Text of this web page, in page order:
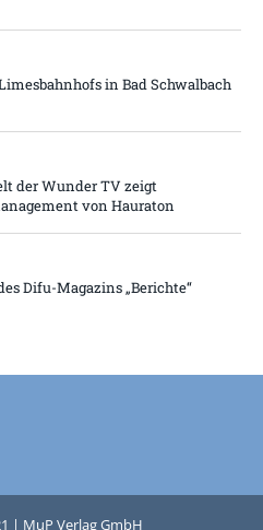
in Bad Schwalbach
der Wunder TV zeigt
von Hauraton
Difu-Magazins „Berichte“
| MuP Verlag GmbH